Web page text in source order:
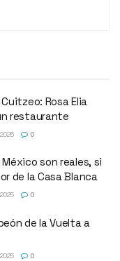
Rosa Elia
restaurante
0
México son reales, si
de la Casa Blanca
0
de la Vuelta a
0